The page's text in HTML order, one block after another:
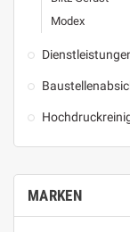
Modex
MARKEN